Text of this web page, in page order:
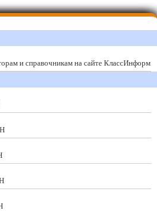
и справочникам на сайте КлассИнформ